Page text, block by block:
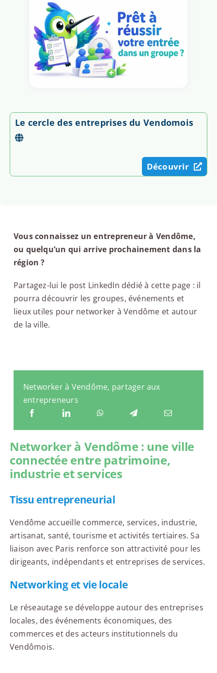
Le cercle des entreprises du Vendomois
Découvrir
Vous connaissez un entrepreneur à Vendôme,
ou quelqu’un qui arrive prochainement dans la
région ?
Partagez-lui le post LinkedIn dédié à cette page : il
pourra découvrir les groupes, événements et
lieux utiles pour networker à Vendôme et autour
de la ville.
Networker à Vendôme, partager aux
entrepreneurs
Networker à Vendôme : une ville
connectée entre patrimoine,
industrie et services
Tissu entrepreneurial
Vendôme accueille commerce, services, industrie,
artisanat, santé, tourisme et activités tertiaires. Sa
liaison avec Paris renforce son attractivité pour les
dirigeants, indépendants et entreprises de services.
Networking et vie locale
Le réseautage se développe autour des entreprises
locales, des événements économiques, des
commerces et des acteurs institutionnels du
Vendômois.